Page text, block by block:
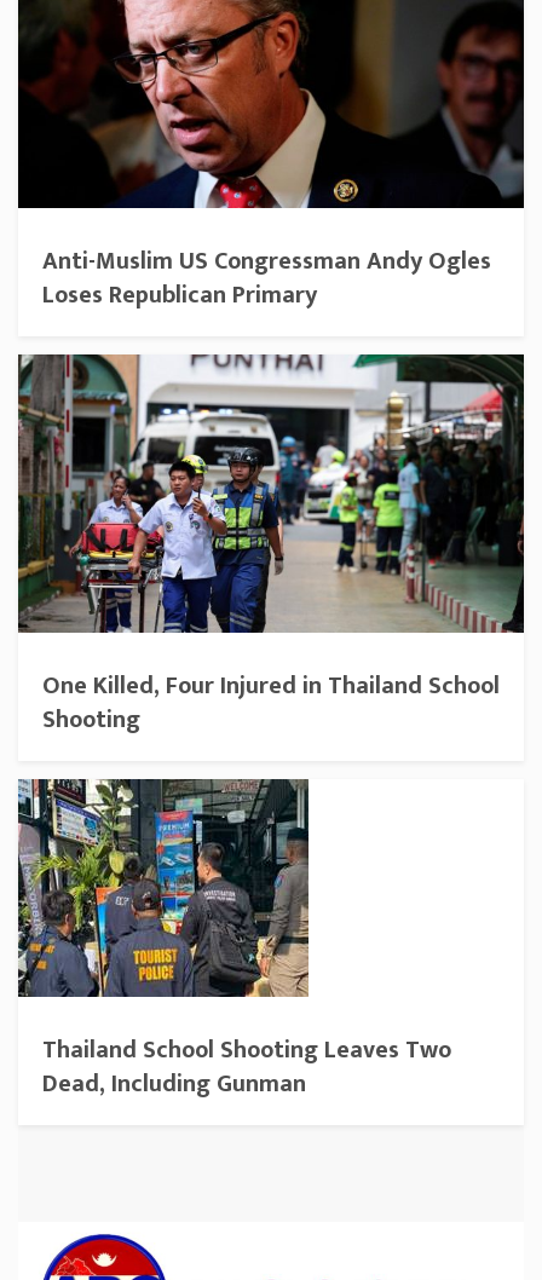
Anti-Muslim US Congressman Andy Ogles
Loses Republican Primary
One Killed, Four Injured in Thailand School
Shooting
Thailand School Shooting Leaves Two
Dead, Including Gunman